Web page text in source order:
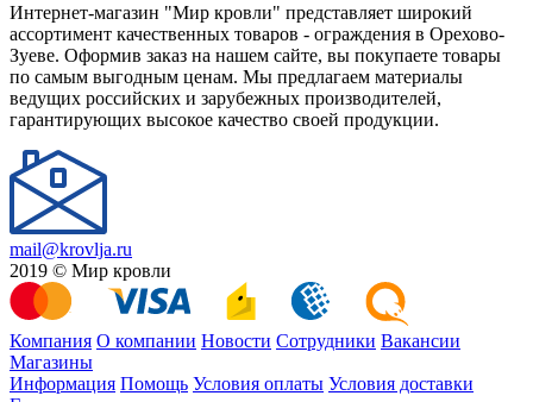
Интернет-магазин "Мир кровли" представляет широкий
ассортимент качественных товаров - ограждения в Орехово-
Зуеве. Оформив заказ на нашем сайте, вы покупаете товары
по самым выгодным ценам. Мы предлагаем материалы
ведущих российских и зарубежных производителей,
гарантирующих высокое качество своей продукции.
mail@krovlja.ru
2019 © Мир кровли
Компания О компании Новости Сотрудники Вакансии
Магазины
Информация Помощь Условия оплаты Условия доставки